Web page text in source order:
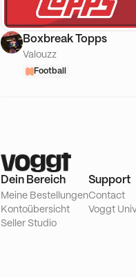
Boxbreak Topps
Valouzz
Football
Dein Bereich
Meine Bestellungen
Kontoübersicht
Seller Studio
Support
Contact
Voggt